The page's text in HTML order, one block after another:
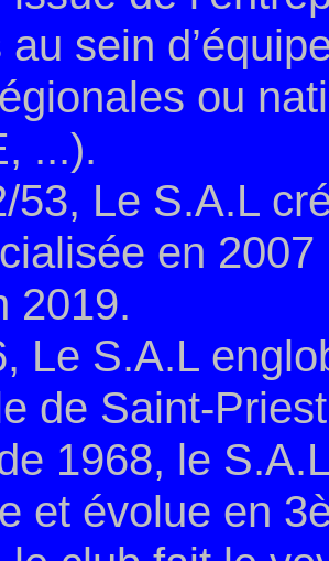
sein
ou
...).
53, Le S.A.L
en
2019.
Le S.A.L
de Saint-
1968, le
et évolue en